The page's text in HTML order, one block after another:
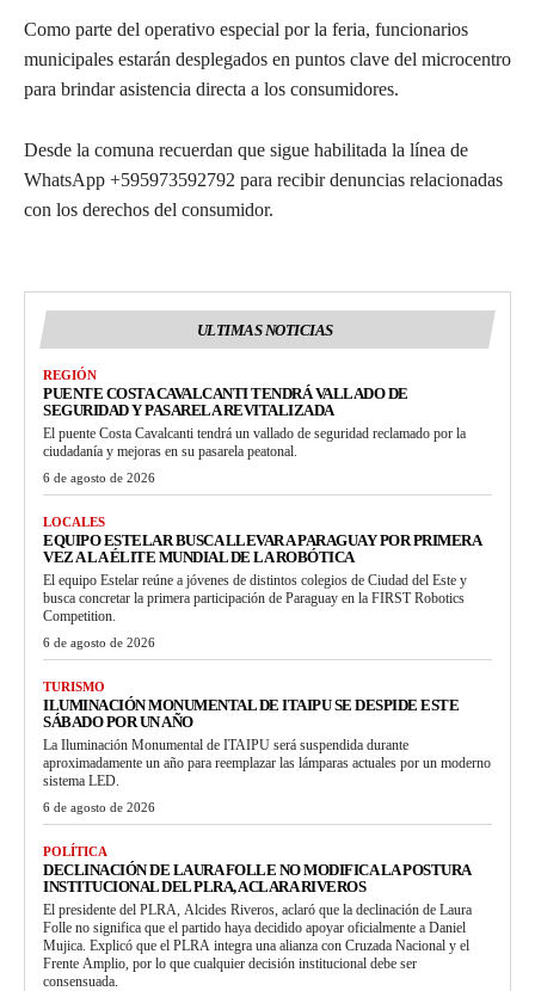
Como parte del operativo especial por la feria, funcionarios
municipales estarán desplegados en puntos clave del microcentro
para brindar asistencia directa a los consumidores.
Desde la comuna recuerdan que sigue habilitada la línea de
WhatsApp +595973592792 para recibir denuncias relacionadas
con los derechos del consumidor.
ULTIMAS NOTICIAS
REGIÓN
PUENTE COSTA CAVALCANTI TENDRÁ VALLADO DE
SEGURIDAD Y PASARELA REVITALIZADA
El puente Costa Cavalcanti tendrá un vallado de seguridad reclamado por la
ciudadanía y mejoras en su pasarela peatonal.
6 de agosto de 2026
LOCALES
EQUIPO ESTELAR BUSCA LLEVAR A PARAGUAY POR PRIMERA
VEZ A LA ÉLITE MUNDIAL DE LA ROBÓTICA
El equipo Estelar reúne a jóvenes de distintos colegios de Ciudad del Este y
busca concretar la primera participación de Paraguay en la FIRST Robotics
Competition.
6 de agosto de 2026
TURISMO
ILUMINACIÓN MONUMENTAL DE ITAIPU SE DESPIDE ESTE
SÁBADO POR UN AÑO
La Iluminación Monumental de ITAIPU será suspendida durante
aproximadamente un año para reemplazar las lámparas actuales por un moderno
sistema LED.
6 de agosto de 2026
POLÍTICA
DECLINACIÓN DE LAURA FOLLE NO MODIFICA LA POSTURA
INSTITUCIONAL DEL PLRA, ACLARA RIVEROS
El presidente del PLRA, Alcides Riveros, aclaró que la declinación de Laura
Folle no significa que el partido haya decidido apoyar oficialmente a Daniel
Mujica. Explicó que el PLRA integra una alianza con Cruzada Nacional y el
Frente Amplio, por lo que cualquier decisión institucional debe ser
consensuada.